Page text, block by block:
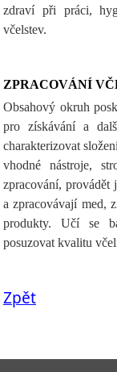
zdraví při práci,
včelstev.
ZPRACOVÁNÍ
Obsahový okruh
pro získávání a
charakterizovat
vhodné nástroje,
zpracování,
a zpracovávají med,
produkty. Učí se
posuzovat kvalitu
Zpět